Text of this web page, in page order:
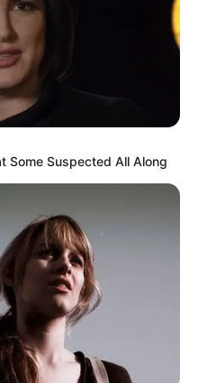
Some Suspected All Along